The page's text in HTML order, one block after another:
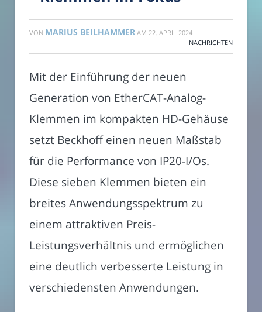
VON MARIUS BEILHAMMER AM 22. APRIL 2024
NACHRICHTEN
Mit der Einführung der neuen
Generation von EtherCAT-Analog-
Klemmen im kompakten HD-Gehäuse
setzt Beckhoff einen neuen Maßstab
für die Performance von IP20-I/Os.
Diese sieben Klemmen bieten ein
breites Anwendungsspektrum zu
einem attraktiven Preis-
Leistungsverhältnis und ermöglichen
eine deutlich verbesserte Leistung in
verschiedensten Anwendungen.